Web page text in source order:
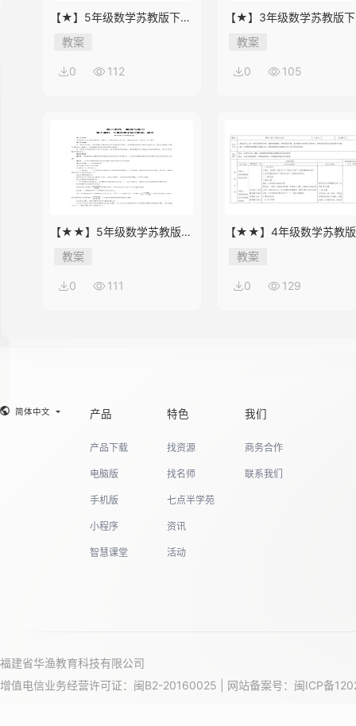
【★】5年级数学苏教版下册
教案第8单元《单元复习》
教案
0 112
【★】3年级数学苏教版
教案第9单元后《上学时
教案
0 105
【★★】5年级数学苏教版下
册教案第8单元《单元复习》
教案
0 111
【★★】4年级数学苏教
册教案第9单元《单元复
教案
0 129
简体中文 产品
产品下载
电脑版
手机版
小程序
智慧课堂
特色
找资源
找名师
七点半学苑
资讯
活动
我们
商务合作
联系我们
福建省华渔教育科技有限公司
增值电信业务经营许可证：闽B2-20160025 | 网站备案号： 闽ICP备